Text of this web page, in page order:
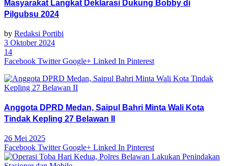
Masyarakat Langkat Deklarasi Dukung Bobby di
Pilgubsu 2024
by Redaksi Portibi
3 Oktober 2024
14
Facebook Twitter Google+ Linked In Pinterest
Anggota DPRD Medan, Saipul Bahri Minta Wali Kota
Tindak Kepling 27 Belawan II
26 Mei 2025
Facebook Twitter Google+ Linked In Pinterest